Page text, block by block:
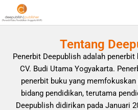
Tentang
Penerbit Deepublish adalah
CV. Budi Utama Yogyakarta.
penerbit buku yang
bidang pendidikan, terutama
Deepublish didirikan pada Januari